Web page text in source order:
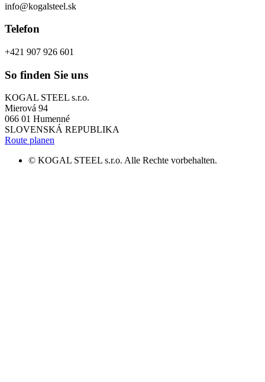
info@kogalsteel.sk
Telefon
+421 907 926 601
So finden Sie uns
KOGAL STEEL s.r.o.
Mierová 94
066 01 Humenné
SLOVENSKÁ REPUBLIKA
Route planen
© KOGAL STEEL s.r.o. Alle Rechte vorbehalten.